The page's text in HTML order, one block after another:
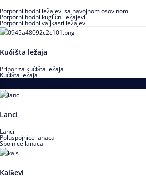
Potporni hodni ležajevi sa navojnom osovinom
Potporni hodni kuglični ležajevi
Potporni hodni valjkasti ležajevi
Kućišta ležaja
Pribor za kućišta ležaja
Kućišta ležaja
Lanci
Lanci
Poluspojnice lanaca
Spojnice lanaca
Kaiševi